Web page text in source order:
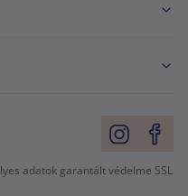
adatok garantált védelme SSL